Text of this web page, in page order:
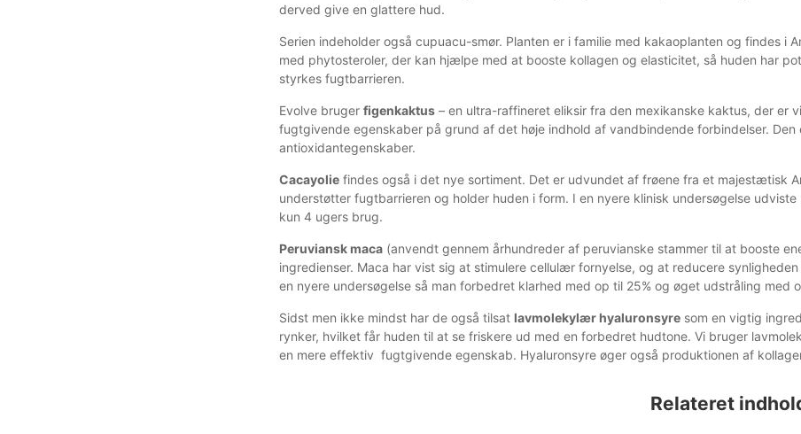
derved give en glattere hud.
Serien indeholder også cupuacu-smør. Planten er i familie med kakaoplanten og findes
med phytosteroler, der kan hjælpe med at booste kollagen og elasticitet, så huden har
styrkes fugtbarrieren.
Evolve bruger figenkaktus – en ultra-raffineret eliksir fra den mexikanske kaktus, der er
fugtgivende egenskaber på grund af det høje indhold af vandbindende forbindelser.
antioxidantegenskaber.
Cacayolie findes også i det nye sortiment. Det er udvundet af frøene fra et majestætisk
understøtter fugtbarrieren og holder huden i form. I en nyere klinisk undersøgelse
kun 4 ugers brug.
Peruviansk maca (anvendt gennem århundreder af peruvianske stammer til at booste
ingredienser. Maca har vist sig at stimulere cellulær fornyelse, og at reducere
en nyere undersøgelse så man forbedret klarhed med op til 25% og øget udstråling med
Sidst men ikke mindst har de også tilsat lavmolekylær hyaluronsyre som en vigtig
rynker, hvilket får huden til at se friskere ud med en forbedret hudtone. Vi bruger
en mere effektiv fugtgivende egenskab. Hyaluronsyre øger også produktionen af
Relateret